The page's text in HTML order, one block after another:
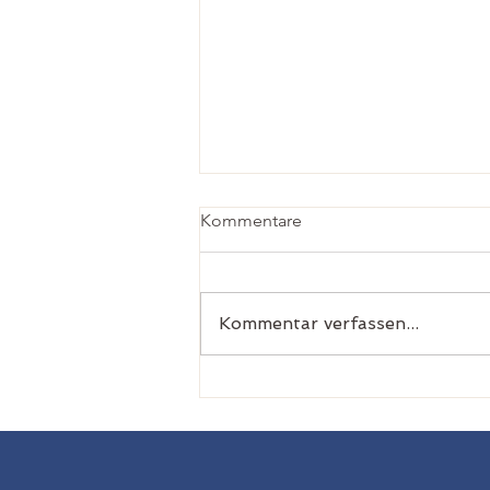
Lübeck
Einladung in den noch
welches 2026 in Borgfeld
stattfand, lernten die
Lübecker Schützenverein von
Kommentare
Kommentar verfassen...